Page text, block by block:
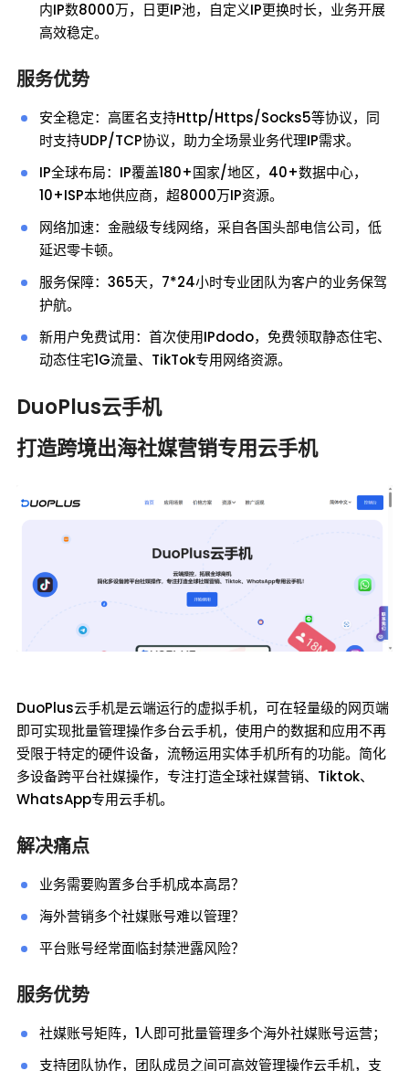
内IP数8000万，日更IP池，自定义IP更换时长，业务开展
高效稳定。
服务优势
安全稳定：高匿名支持Http/Https/Socks5等协议，同
时支持UDP/TCP协议，助力全场景业务代理IP需求。
IP全球布局：IP覆盖180+国家/地区，40+数据中心，
10+ISP本地供应商，超8000万IP资源。
网络加速：金融级专线网络，采自各国头部电信公司，低
延迟零卡顿。
服务保障：365天，7*24小时专业团队为客户的业务保驾
护航。
新用户免费试用：首次使用IPdodo，免费领取静态住宅、
动态住宅1G流量、TikTok专用网络资源。
DuoPlus云手机
打造跨境出海社媒营销专用云手机
DuoPlus云手机是云端运行的虚拟手机，可在轻量级的网页端
即可实现批量管理操作多台云手机，使用户的数据和应用不再
受限于特定的硬件设备，流畅运用实体手机所有的功能。简化
多设备跨平台社媒操作，专注打造全球社媒营销、Tiktok、
WhatsApp专用云手机。
解决痛点
业务需要购置多台手机成本高昂？
海外营销多个社媒账号难以管理？
平台账号经常面临封禁泄露风险？
服务优势
社媒账号矩阵，1人即可批量管理多个海外社媒账号运营；
支持团队协作，团队成员之间可高效管理操作云手机，支